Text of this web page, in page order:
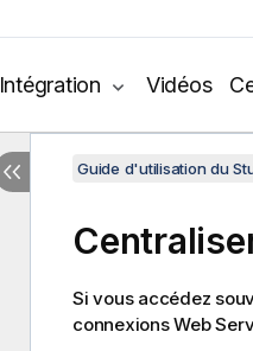
Intégration Vidéos
Guide d'utilisation du
Si vous accédez
connexions Web